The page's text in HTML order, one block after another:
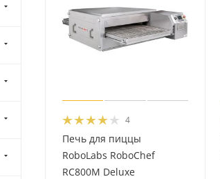
4
Печь для пиццы
RoboLabs RoboChef
RC800M Deluxe